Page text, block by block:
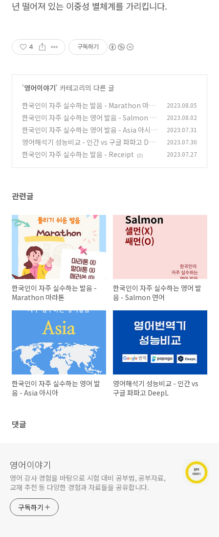
년 떨어져 있는 이중성 별체계를 가리킵니다.
4 구독하기
'영어이야기' 카테고리의 다른 글
한국인이 자주 실수하는 발음 - Marathon 마라
톤
(0)
2023.08.05
한국인이 자주 실수하는 영어 발음 - Salmon 연
어
(2)
2023.08.02
한국인이 자주 실수하는 영어 발음 - Asia 아시아
(3)
2023.07.31
영어해석기 성능비교 - 인간 vs 구글 파파고 Dee
pL (0)
2023.07.30
한국인이 자주 실수하는 발음 - Receipt (2) 2023.07.27
관련글
한국인이 자주 실수하는 발음 -
Marathon 마라톤
한국인이 자주 실수하는 영어 발
음 - Salmon 연어
한국인이 자주 실수하는 영어 발
음 - Asia 아시아
영어해석기 성능비교 - 인간 vs
구글 파파고 DeepL
댓글
영어이야기
영어 강사 경험을 바탕으로 시험 대비 공부법, 공부자료,
교재 추천 등 다양한 경험과 자료들을 공유합니다.
구독하기